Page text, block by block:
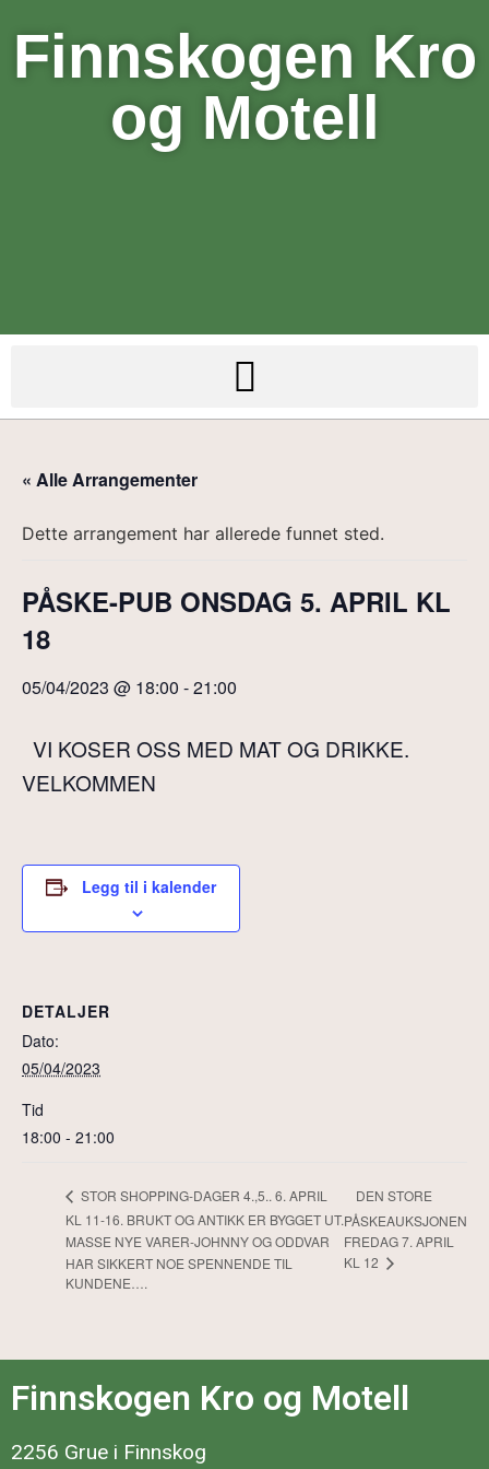
Finnskogen Kro
og Motell
« Alle Arrangementer
Dette arrangement har allerede funnet sted.
PÅSKE-PUB ONSDAG 5. APRIL KL
18
05/04/2023 @ 18:00 -21:00
VI KOSER OSS MED MAT OG DRIKKE.
VELKOMMEN
Legg til i kalender
DETALJER
Dato:
05/04/2023
Tid
18:00 - 21:00
STOR SHOPPING-DAGER 4.,5.. 6. APRIL
KL 11-16. BRUKT OG ANTIKK ER BYGGET UT.
MASSE NYE VARER-JOHNNY OG ODDVAR
HAR SIKKERT NOE SPENNENDE TIL
KUNDENE….
DEN STORE
PÅSKEAUKSJONEN
FREDAG 7. APRIL
KL 12
Finnskogen Kro og Motell
2256 Grue i Finnskog